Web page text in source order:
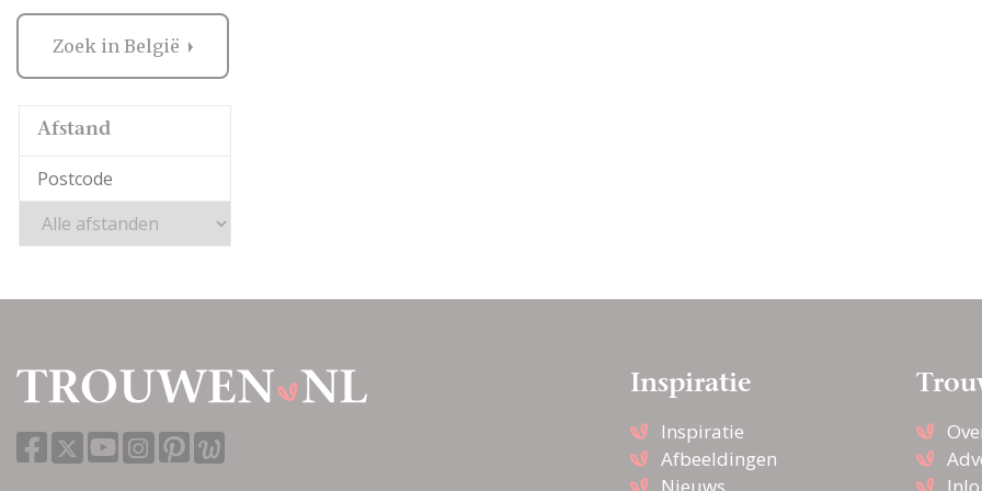
Zoek in België
Afstand
Inspiratie
Inspiratie
Afbeeldingen